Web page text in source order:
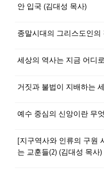
안 입국 (김대성 목사)
종말시대의 그리스도인의
세상의 역사는 지금 어디
거짓과 불법이 지배하는
예수 중심의 신앙이란 무
[지구역사와 인류의 구원
는 교훈들(2) (김대성 목사)